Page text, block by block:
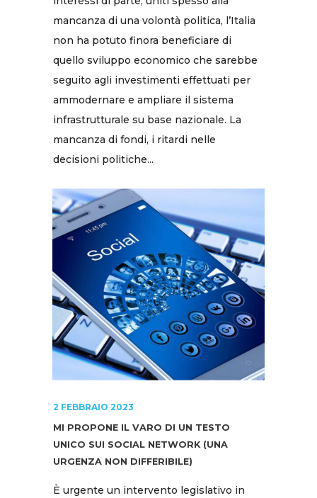
mancanza di una volontà politica, l’Italia
non ha potuto finora beneficiare di
quello sviluppo economico che sarebbe
seguito agli investimenti effettuati per
ammodernare e ampliare il sistema
infrastrutturale su base nazionale. La
mancanza di fondi, i ritardi nelle
decisioni politiche...
2 FEBBRAIO 2023
MI PROPONE IL VARO DI UN TESTO
UNICO SUI SOCIAL NETWORK (UNA
URGENZA NON DIFFERIBILE)
È urgente un intervento legislativo in